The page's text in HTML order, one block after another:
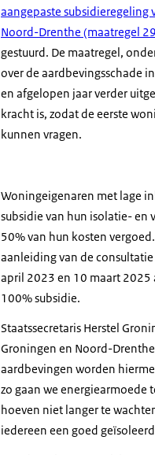
aangepaste subsidieregeling
Noord-Drenthe (maatregel
gestuurd. De maatregel,
over de aardbevingsschade
en afgelopen jaar verder
kracht is, zodat de eerste
kunnen vragen.
Woningeigenaren met lage
subsidie van hun isolatie-
50% van hun kosten
aanleiding van de
april 2023 en 10 maart 2025
100% subsidie.
Staatssecretaris Herstel
Groningen en Noord-
aardbevingen worden
zo gaan we energiearmoede
hoeven niet langer te
iedereen een goed